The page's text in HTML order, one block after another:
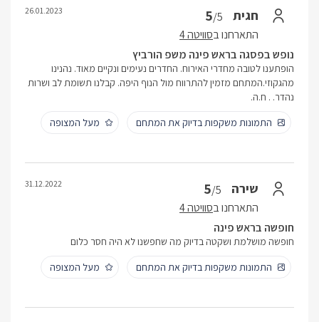
חגית 5/5
התארחנו בסוויטה 4
26.01.2023
נופש בפסגה בראש פינה משפ הורביץ
הופתענו לטובה מחדרי האירוח. החדרים נעימים ונקיים מאוד. נהנינו
מהגקוזי.המתחם מזמין להתרווח מול הנוף היפה. קבלנו תשומת לב ושרות
נהדר. . ח.ה.
התמונות משקפות בדיוק את המתחם
מעל המצופה
שירה 5/5
התארחנו בסוויטה 4
31.12.2022
חופשה בראש פינה
חופשה מושלמת ושקטה בדיוק מה שחפשנו לא היה חסר כלום
התמונות משקפות בדיוק את המתחם
מעל המצופה